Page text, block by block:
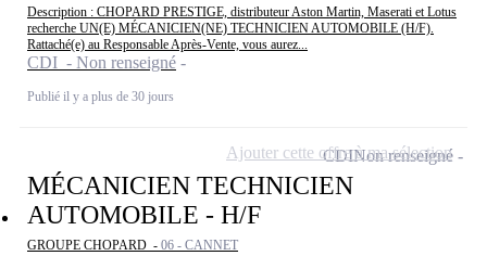
Description : CHOPARD PRESTIGE, distributeur Aston Martin, Maserati et Lotus
recherche UN(E) MÉCANICIEN(NE) TECHNICIEN AUTOMOBILE (H/F).
Rattaché(e) au Responsable Après-Vente, vous aurez...
CDI - Non renseigné
Publié il y a plus de 30 jours
MÉCANICIEN TECHNICIEN
AUTOMOBILE - H/F
GROUPE CHOPARD - 06 - CANNET
CDINon renseigné
Ajouter cette offre à ma sélection